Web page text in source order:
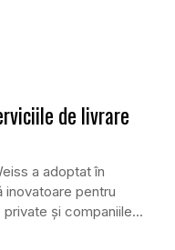
de livrare
a adoptat în
pentru
și companiile...